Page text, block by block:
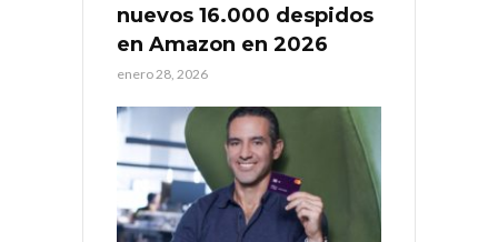
nuevos 16.000 despidos
en Amazon en 2026
enero 28, 2026